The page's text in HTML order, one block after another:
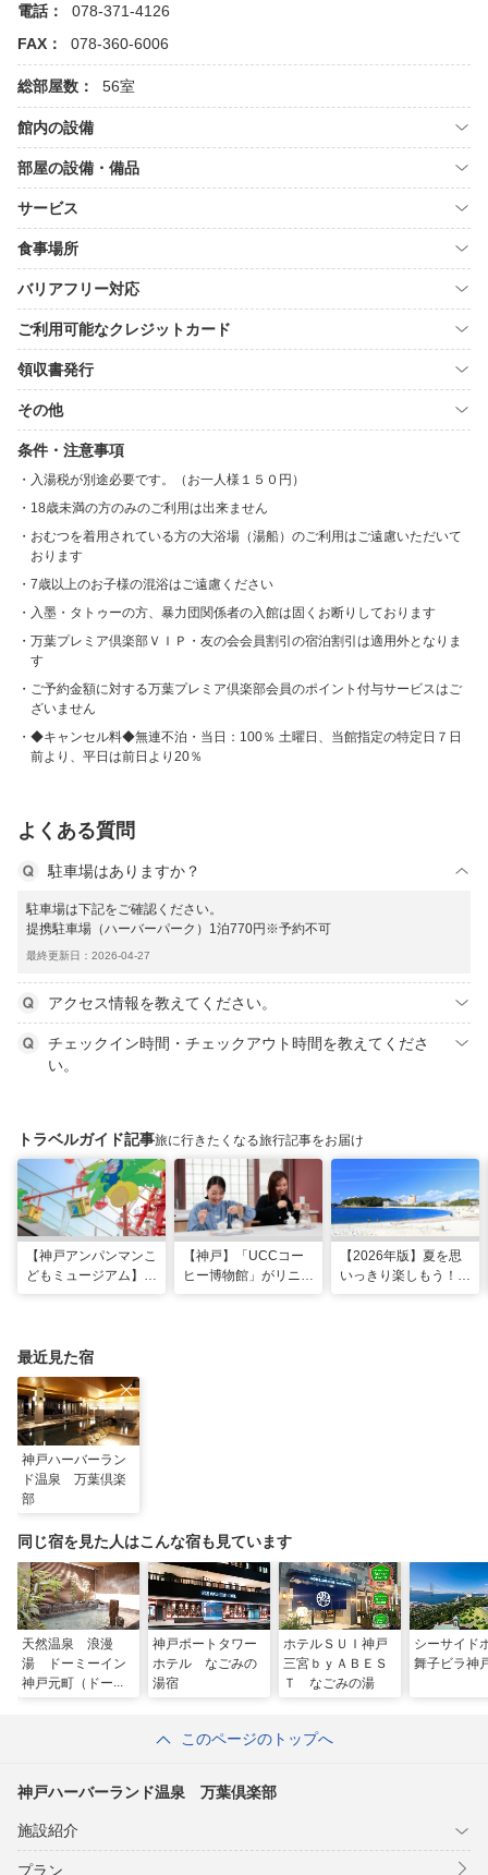
電話：
078-371-4126
FAX：
078-360-6006
総部屋数： 56室
館内の設備
部屋の設備・備品
サービス
食事場所
バリアフリー対応
ご利用可能なクレジットカード
領収書発行
その他
条件・注意事項
入湯税が別途必要です。（お一人様１５０円）
18歳未満の方のみのご利用は出来ません
おむつを着用されている方の大浴場（湯船）のご利用はご遠慮いただいて
おります
7歳以上のお子様の混浴はご遠慮ください
入墨・タトゥーの方、暴力団関係者の入館は固くお断りしております
万葉プレミア倶楽部ＶＩＰ・友の会会員割引の宿泊割引は適用外となりま
す
ご予約金額に対する万葉プレミア倶楽部会員のポイント付与サービスはご
ざいません
◆キャンセル料◆無連不泊・当日：100％ 土曜日、当館指定の特定日７日
前より、平日は前日より20％
よくある質問
駐車場はありますか？
駐車場は下記をご確認ください。
提携駐車場（ハーバーパーク）1泊770円※予約不可
最終更新日：2026-04-27
アクセス情報を教えてください。
チェックイン時間・チェックアウト時間を教えてくださ
い。
トラベルガイド記事旅に行きたくなる旅行記事をお届け
【神戸アンパンマンこ
どもミュージアム】夏
ふき飛ばそう
【神戸】「UCCコー
ヒー博物館」がリニュ
【2026年版】夏を思
いっきり楽しもう！関
最近見た宿
神戸ハーバーラン
ド温泉 万葉倶楽
部
同じ宿を見た人はこんな宿も見ています
天然温泉 浪漫
湯 ドーミーイン
神戸元町（ドーミ
神戸ポートタワー
ホテル なごみの
湯宿
ホテルＳＵＩ神戸
三宮ｂｙＡＢＥＳ
Ｔ なごみの湯
シーサイド
舞子ビラ神
このページのトップへ
神戸ハーバーランド温泉 万葉倶楽部
施設紹介
プラン